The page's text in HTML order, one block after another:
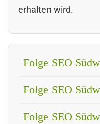
erhalten wird.
Folge SEO
Folge SEO
Folge SEO